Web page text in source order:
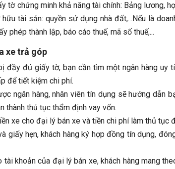
tờ chứng minh khả năng tài chính: Bảng lương,
tài sản: quyền sử dụng nhà đất,... Nếu là
phép thành lập, báo cáo thuế, mã số thuế,...
xe trả góp
đầy đủ giấy tờ, bạn cần tìm một ngân hàng uy
để tiết kiệm chi phí.
ngân hàng, nhân viên tín dụng sẽ hướng dẫn
thành thủ tục thẩm định vay vốn.
xe cho đại lý bán xe và tiền chi phí làm thủ tục
giấy hẹn, khách hàng ký hợp đồng tín dụng,
tài khoản của đại lý bán xe, khách hàng mang